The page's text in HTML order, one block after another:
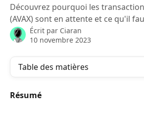
Découvrez pourquoi les
(AVAX) sont en attente et ce qu'il
Écrit par Ciaran
10 novembre 2023
Table des matières
Résumé